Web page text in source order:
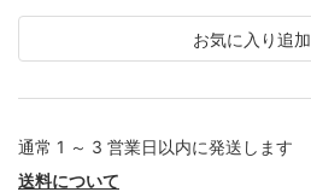
お気に入り追加
通常 1 ～ 3 営業日以内に発送します
送料について